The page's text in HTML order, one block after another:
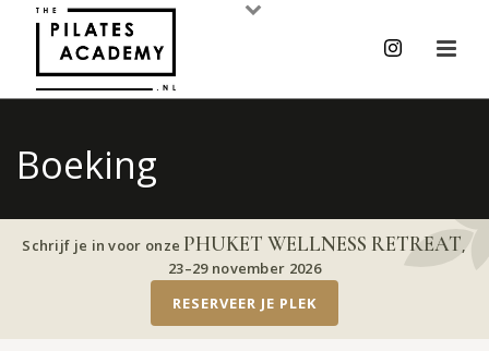
Boeking
Schrijf je in voor onze PHUKET WELLNESS RETREAT,
23–29 november 2026
RESERVEER JE PLEK